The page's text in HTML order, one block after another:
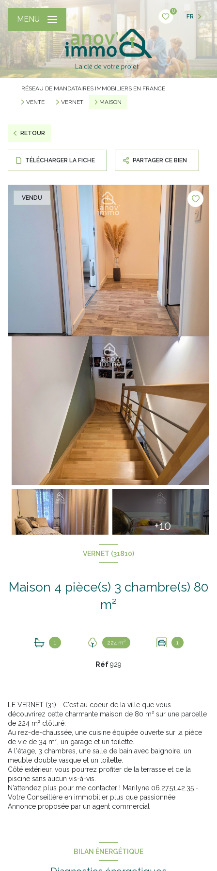
0
FR
MENU
RÉSEAU DE MANDATAIRES IMMOBILIERS EN FRANCE
VENTE
VERNET MAISON
RETOUR
TÉLÉCHARGER LA FICHE PARTAGER CE BIEN
VENDU
+10
VERNET (31810)
Maison 4 pièce(s) 3 chambre(s) 80
m²
1 224 m² 1
Réf929
LE VERNET (31) - C'est au coeur de la ville que vous
découvrirez cette charmante maison de 80 m² sur une parcelle
de 224 m² clôturé.
Au rez-de-chaussée, une cuisine équipée ouverte sur la pièce
de vie de 34 m², un garage et un toilette.
A l'étage, 3 chambres, une salle de bain avec baignoire, un
meuble double vasque et un toilette.
Côté extérieur, vous pourrez profiter de la terrasse et de la
piscine sans aucun vis-à-vis.
N'attendez plus pour me contacter ! Marilyne 06.27.51.42.35 -
Votre Conseillère en immobilier plus que passionnée !
Annonce proposée par un agent commercial
BILAN ÉNERGÉTIQUE